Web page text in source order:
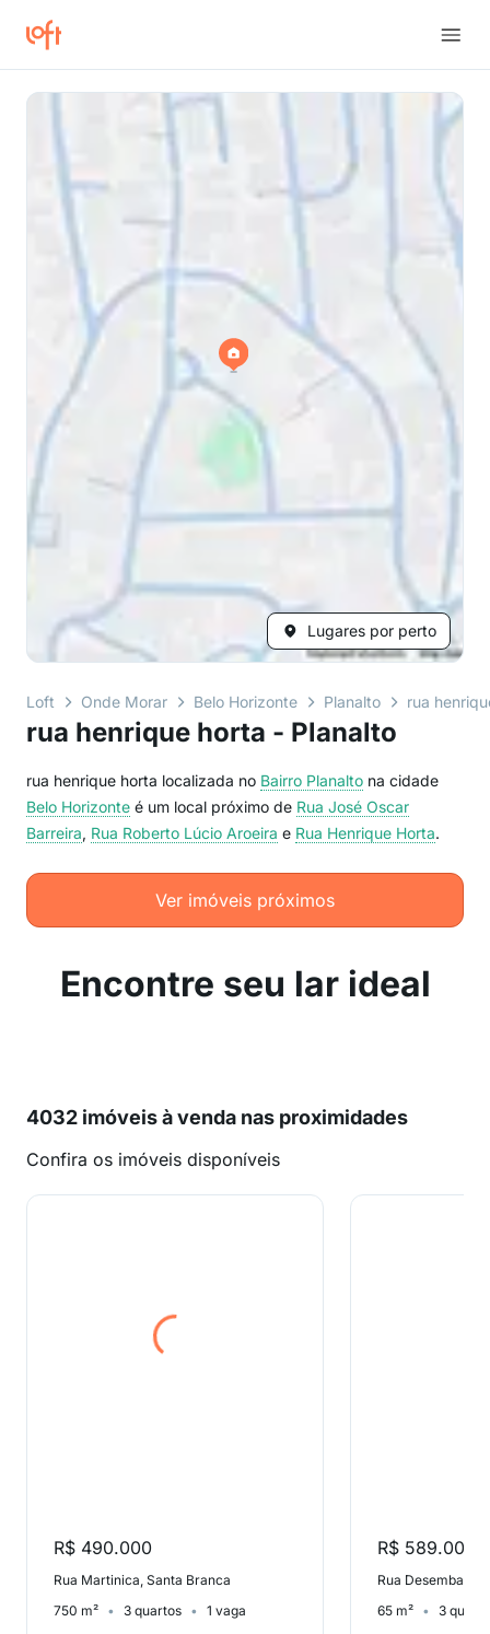
Lugares por perto
Loft Onde Morar Belo Horizonte Planalto rua
rua henrique horta - Planalto
rua henrique horta localizada no Bairro Planalto na cidade
Belo Horizonte é um local próximo de Rua José Oscar
Barreira, Rua Roberto Lúcio Aroeira e Rua Henrique Horta.
Ver imóveis próximos
Encontre seu lar ideal
4032 imóveis à venda nas proximidades
Confira os imóveis disponíveis
R$ 490.000
Rua Martinica, Santa Branca
750 m²
3 quartos 1 vaga
R$ 589.000
65 m² 3